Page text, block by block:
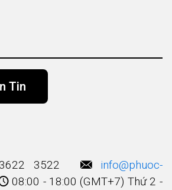
3522
info@phuoc-
08:00 - 18:00 (GMT+7) Thứ 2 -